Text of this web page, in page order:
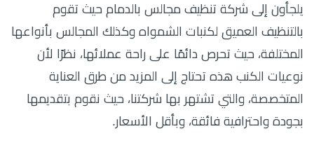
يلجأون إلى شركة تنظيف مجالس بالدمام حيث تقوم
بالتنظيف العميق لكنبات الشمواه وكذلك المجالس بأنواعها
المختلفة، حيث تحرص دائمًا على راحة عملائها، نظرًا لأن
نوعيات الكنب هذه تحتاج إلى المزيد من طرق العناية
المتخصصة، والتي تشتهر بها شركتنا، حيث نقوم بتقديمها
بجودة واحترافية فائقة، وبأقل الأسعار.